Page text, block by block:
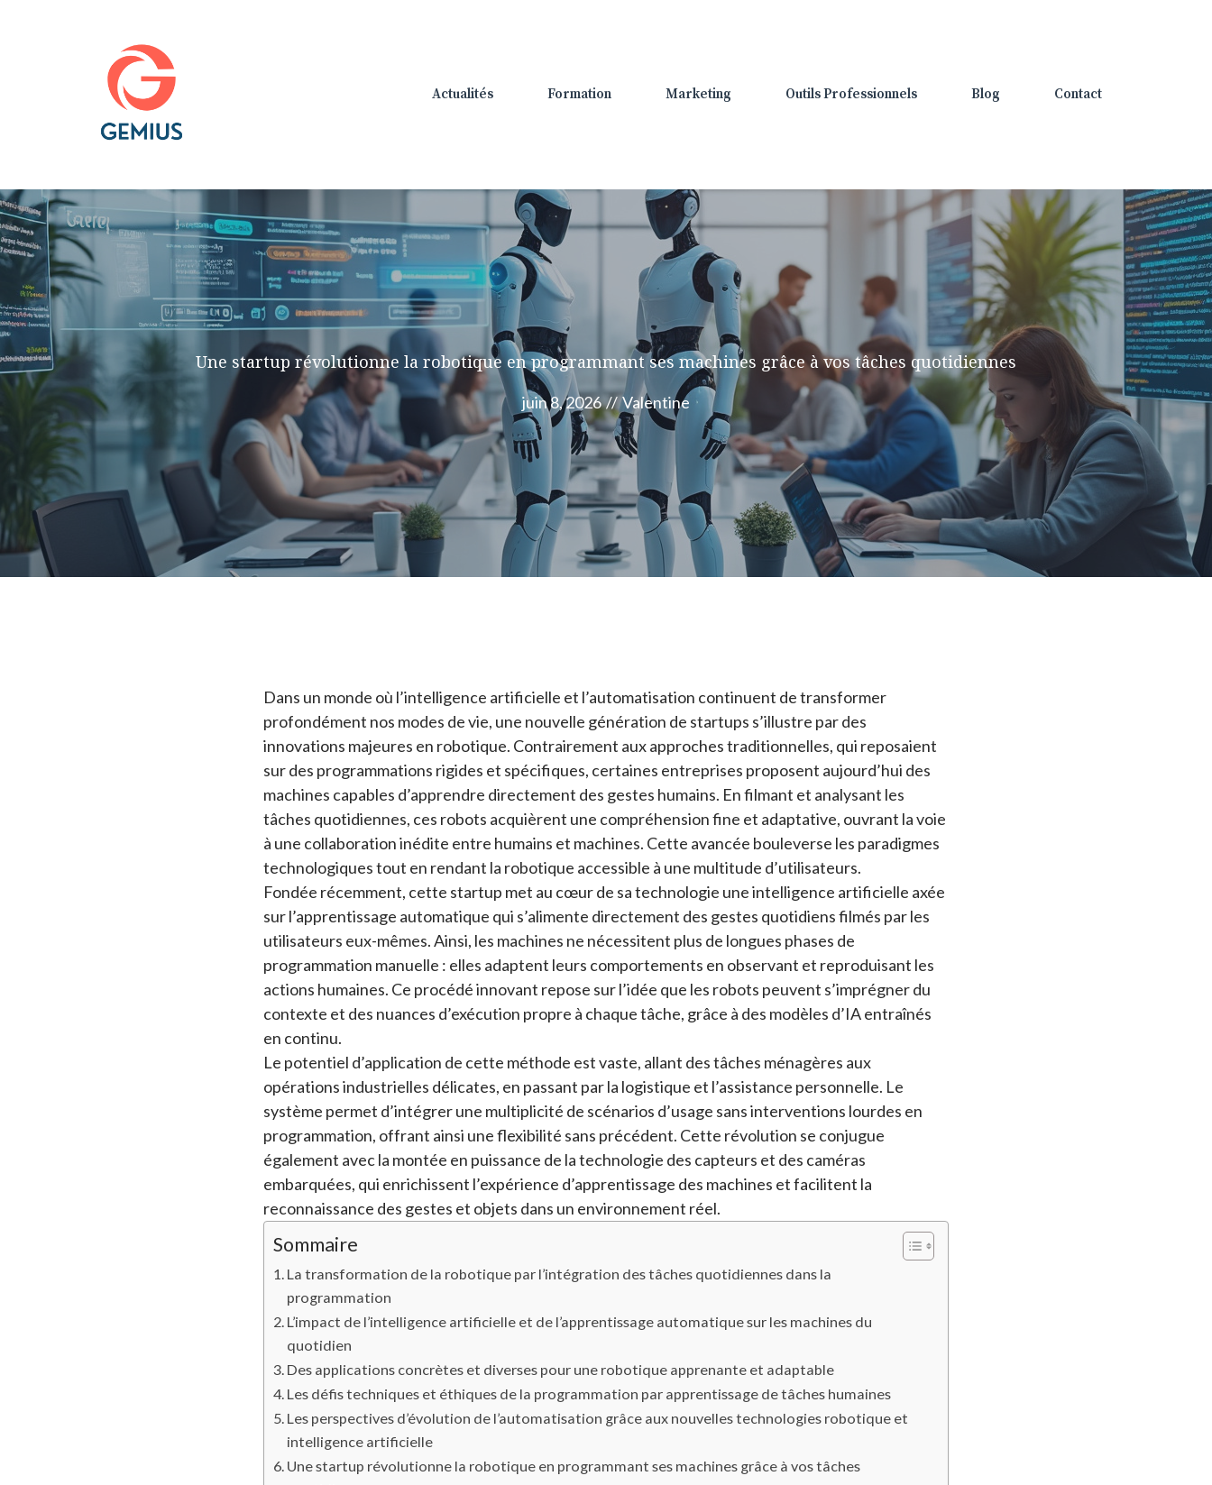
Actualités Formation Marketing Outils Professionnels Blog Contact
Une startup révolutionne la robotique en programmant ses machines grâce à vos tâches quotidiennes
juin 8, 2026 // Valentine
Dans un monde où l’intelligence artificielle et l’automatisation continuent de transformer
profondément nos modes de vie, une nouvelle génération de startups s’illustre par des
innovations majeures en robotique. Contrairement aux approches traditionnelles, qui reposaient
sur des programmations rigides et spécifiques, certaines entreprises proposent aujourd’hui des
machines capables d’apprendre directement des gestes humains. En filmant et analysant les
tâches quotidiennes, ces robots acquièrent une compréhension fine et adaptative, ouvrant la voie
à une collaboration inédite entre humains et machines. Cette avancée bouleverse les paradigmes
technologiques tout en rendant la robotique accessible à une multitude d’utilisateurs.
Fondée récemment, cette startup met au cœur de sa technologie une intelligence artificielle axée
sur l’apprentissage automatique qui s’alimente directement des gestes quotidiens filmés par les
utilisateurs eux-mêmes. Ainsi, les machines ne nécessitent plus de longues phases de
programmation manuelle : elles adaptent leurs comportements en observant et reproduisant les
actions humaines. Ce procédé innovant repose sur l’idée que les robots peuvent s’imprégner du
contexte et des nuances d’exécution propre à chaque tâche, grâce à des modèles d’IA entraînés
en continu.
Le potentiel d’application de cette méthode est vaste, allant des tâches ménagères aux
opérations industrielles délicates, en passant par la logistique et l’assistance personnelle. Le
système permet d’intégrer une multiplicité de scénarios d’usage sans interventions lourdes en
programmation, offrant ainsi une flexibilité sans précédent. Cette révolution se conjugue
également avec la montée en puissance de la technologie des capteurs et des caméras
embarquées, qui enrichissent l’expérience d’apprentissage des machines et facilitent la
reconnaissance des gestes et objets dans un environnement réel.
Sommaire
La transformation de la robotique par l’intégration des tâches quotidiennes dans la
programmation
L’impact de l’intelligence artificielle et de l’apprentissage automatique sur les machines du
quotidien
Des applications concrètes et diverses pour une robotique apprenante et adaptable
Les défis techniques et éthiques de la programmation par apprentissage de tâches humaines
Les perspectives d’évolution de l’automatisation grâce aux nouvelles technologies robotique et
intelligence artificielle
Une startup révolutionne la robotique en programmant ses machines grâce à vos tâches